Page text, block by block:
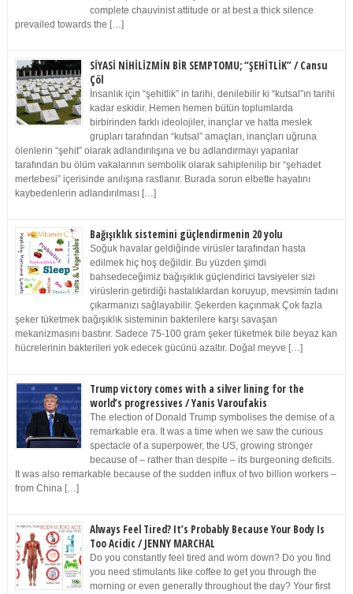
complete chauvinist attitude or at best a thick silence
prevailed towards the […]
SİYASİ NİHİLİZMİN BİR SEMPTOMU; “ŞEHİTLİK” / Cansu
Çöl
İnsanlık için “şehitlik” in tarihi, denilebilir ki “kutsal”ın tarihi
kadar eskidir. Hemen hemen bütün toplumlarda
birbirinden farklı ideolojiler, inançlar ve hatta meslek
grupları tarafından “kutsal” amaçları, inançları uğruna
ölenlerin “şehit” olarak adlandırılışına ve bu adlandırmayı yapanlar
tarafından bu ölüm vakalarının sembolik olarak sahiplenilip bir “şehadet
mertebesi” içerisinde anılışına rastlanır. Burada sorun elbette hayatını
kaybedenlerin adlandırılması […]
Bağışıklık sistemini güçlendirmenin 20 yolu
Soğuk havalar geldiğinde virüsler tarafından hasta
edilmek hiç hoş değildir. Bu yüzden şimdi
bahsedeceğimiz bağışıklık güçlendirici tavsiyeler sizi
virüslerin getirdiği hastalıklardan koruyup, mevsimin tadını
çıkarmanızı sağlayabilir. Şekerden kaçınmak Çok fazla
şeker tüketmek bağışıklık sisteminin bakterilere karşı savaşan
mekanizmasını bastırır. Sadece 75-100 gram şeker tüketmek bile beyaz kan
hücrelerinin bakterileri yok edecek gücünü azaltır. Doğal meyve […]
Trump victory comes with a silver lining for the
world’s progressives / Yanis Varoufakis
The election of Donald Trump symbolises the demise of a
remarkable era. It was a time when we saw the curious
spectacle of a superpower, the US, growing stronger
because of – rather than despite – its burgeoning deficits.
It was also remarkable because of the sudden influx of two billion workers –
from China […]
Always Feel Tired? It’s Probably Because Your Body Is
Too Acidic / JENNY MARCHAL
Do you constantly feel tired and worn down? Do you find
you need stimulants like coffee to get you through the
morning or even generally throughout the day? Your first